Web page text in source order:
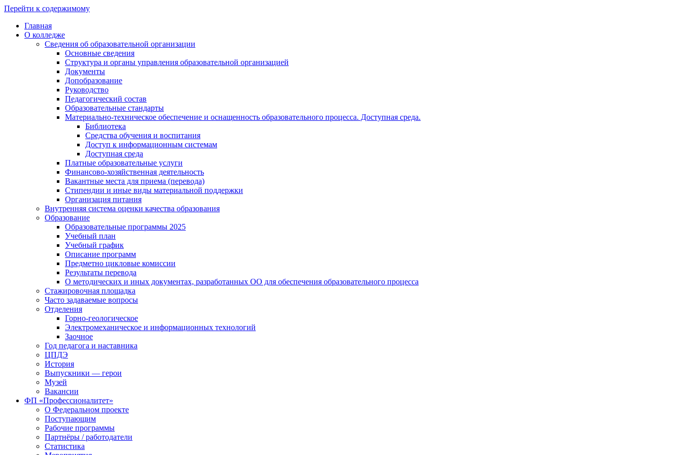
Перейти к содержимому
Главная
О колледже
Сведения об образовательной организации
Основные сведения
Структура и органы управления образовательной организацией
Документы
Допобразование
Руководство
Педагогический состав
Образовательные стандарты
Материально-техническое обеспечение и оснащенность образовательного процесса. Доступная среда.
Библиотека
Средства обучения и воспитания
Доступ к информационным системам
Доступная среда
Платные образовательные услуги
Финансово-хозяйственная деятельность
Вакантные места для приема (перевода)
Стипендии и иные виды материальной поддержки
Организация питания
Внутренняя система оценки качества образования
Образование
Образовательные программы 2025
Учебный план
Учебный график
Описание программ
Предметно цикловые комиссии
Результаты перевода
О методических и иных документах, разработанных ОО для обеспечения образовательного процесса
Стажировочная площадка
Часто задаваемые вопросы
Отделения
Горно-геологическое
Электромеханическое и информационных технологий
Заочное
Год педагога и наставника
ЦПДЭ
История
Выпускники — герои
Музей
Вакансии
ФП «Профессионалитет»
О Федеральном проекте
Поступающим
Рабочие программы
Партнёры / работодатели
Статистика